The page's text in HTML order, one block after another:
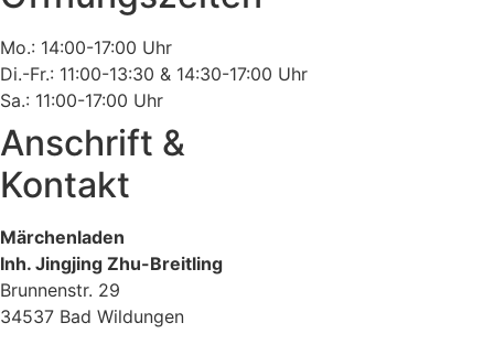
Mo.: 14:00-17:00 Uhr
Di.-Fr.: 11:00-13:30 & 14:30-17:00 Uhr
Sa.: 11:00-17:00 Uhr
Anschrift &
Kontakt
Märchenladen
Inh. Jingjing Zhu-Breitling
Brunnenstr. 29
34537 Bad Wildungen